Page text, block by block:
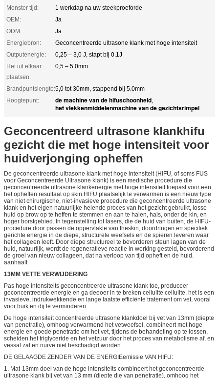
Monster tijd:
1 werkdag na uw steekproeforde
OEM:
Ja
ODM:
Ja
Energiebron:
Geconcentreerde ultrasone klank met hoge intensiteit
Outputenergie:
0,25 – 3,0 J, stapt bij 0.1J
Het uit elkaar
plaatsen:
0,5 – 5.0mm
Brandpuntslengte:5,0 tot 30mm, stappend bij 5.0mm
Hoogtepunt:
de machine van de hifuschoonheid,
het vlekkenmiddelenmachine van de gezichtsrimpel
Geconcentreerd ultrasone klankhifu
gezicht die met hoge intensiteit voor
huidverjonging opheffen
De geconcentreerde ultrasone klank met hoge intensiteit (HIFU, of soms FUS
voor Geconcentreerde Ultrasone klank) is een medische procedure die
geconcentreerde ultrasone klankenergie met hoge intensiteit toepast voor een
het opheffen resultaat op skin.HIFU plaatselijk te verwarmen is een nieuw type
van niet chirurgische, niet-invasieve procedure die geconcentreerde ultrasone
klank en het eigen natuurlijke helende proces van het gezicht gebruikt, losse
huid op brow op te heffen te stemmen en aan te halen, hals, onder de kin, en
hoger borstgebied. In tegenstelling tot lasers, die de huid van buiten, de HIFU-
procedure door passen de oppervlakte van theskin, doordringen en specifiek
gerichte energie in de diepe, structurele weefsels en de spieren leveren waar
het collageen leeft. Door diepe structureel te bevorderen steun lagen van de
huid, natuurlijk, wordt de regeneratieve reactie in werking gesteld, bevorderend
de groei van nieuw collageen, dat na verloop van tijd opheft en de huid.
aanhaalt.
13MM VETTE VERWIJDERING
Pas hoge intensiteits geconcentreerde ultrasone klank toe, produceer
geconcentreerde energie en ga deeoer in te breken cellulite cellulite. het is een
invasieve, indrukwekkende en lange laatste efficiënte tratement om vet, vooral
voor buik en dij te verminderen.
De hoge intensiteit concentreerde ultrasone klankdoel bij vet van 13mm (diepte
van penetratie), omhoog verwarmend het vetweefsel, combineert met hoge
energie en goede penetratie om het vet, tijdens de behandeling op te lossen,
scheiden het triglyceride en het vetzuur door het proces van metabolisme af, en
vessal zal en nurve niet beschadigd worden.
DE GELAAGDE ZENDER VAN DE ENERGIEemissie VAN HIFU:
1. Mat-13mm doel van de hoge intensiteits combineert het geconcentreerde
ultrasone klank bij vet van 13 mm (diepte die van penetratie), omhoog het